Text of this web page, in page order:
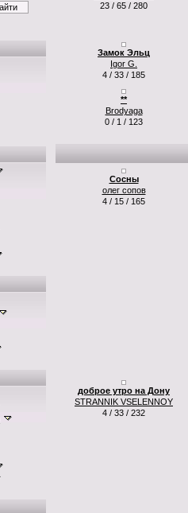
23 / 65 / 280
Замок Эльц
Igor G.
4 / 33 / 185
**
Brodyaga
0 / 1 / 123
Сосны
олег сопов
4 / 15 / 165
доброе утро на Дону
STRANNIK VSELENNOY
4 / 33 / 232